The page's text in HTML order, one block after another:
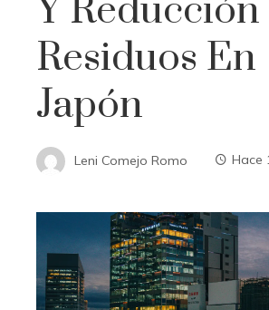
Y Reducción
Residuos En
Japón
Leni Comejo Romo Hace